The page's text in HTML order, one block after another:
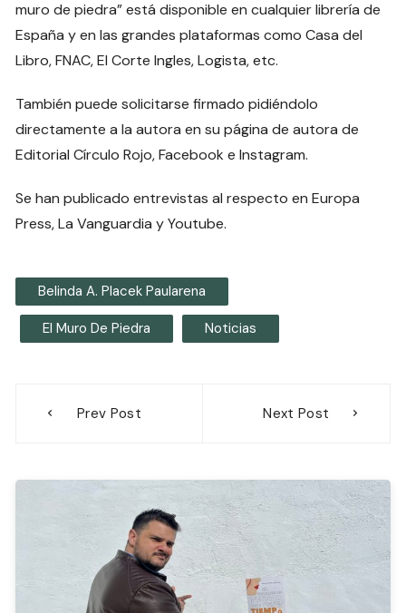
muro de piedra” está disponible en cualquier librería de
España y en las grandes plataformas como Casa del
Libro, FNAC, El Corte Ingles, Logista, etc.
También puede solicitarse firmado pidiéndolo
directamente a la autora en su página de autora de
Editorial Círculo Rojo, Facebook e Instagram.
Se han publicado entrevistas al respecto en Europa
Press, La Vanguardia y Youtube.
Belinda A. Placek Paularena
El Muro De Piedra Noticias
Prev Post Next Post